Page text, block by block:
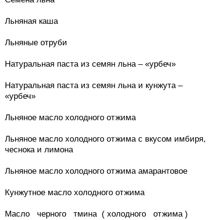
Льняная каша
Льняные отруби
Натуральная паста из семян льна – «урбеч»
Натуральная паста из семян льна и кунжута –
«урбеч»
Льняное масло холодного отжима
Льняное масло холодного отжима с вкусом имбиря,
чеснока и лимона
Льняное масло холодного отжима амарантовое
Кунжутное масло холодного отжима
Масло черного тмина ( холодного отжима )